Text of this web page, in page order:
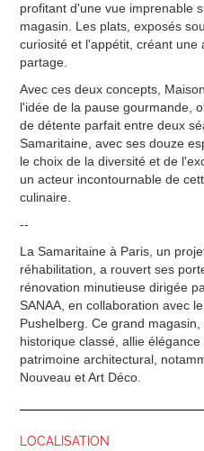
profitant d'une vue imprenable
magasin. Les plats, exposés
curiosité et l'appétit, créant une
partage.
Avec ces deux concepts,
l'idée de la pause gourmande,
de détente parfait entre deux
Samaritaine, avec ses douze
le choix de la diversité et de
un acteur incontournable de
culinaire.
--
La Samaritaine à Paris, un
réhabilitation, a rouvert ses
rénovation minutieuse dirigée
SANAA, en collaboration avec
Pushelberg. Ce grand
historique classé, allie
patrimoine architectural,
Nouveau et Art Déco.
LOCALISATION